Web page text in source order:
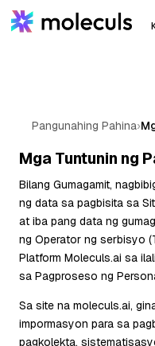
Pangunahing Pahina›
Mga Tuntunin ng
Bilang Gumagamit,
ng data sa pagbisita sa
at iba pang data ng
ng Operator ng serbisyo
Platform Moleculs.ai sa
sa Pagproseso ng
Sa site na moleculs.ai,
impormasyon para sa
pagkolekta,